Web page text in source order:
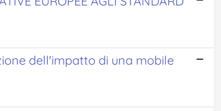
dell'impatto di una mobile